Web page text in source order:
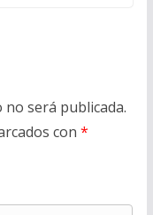
será publicada.
con *